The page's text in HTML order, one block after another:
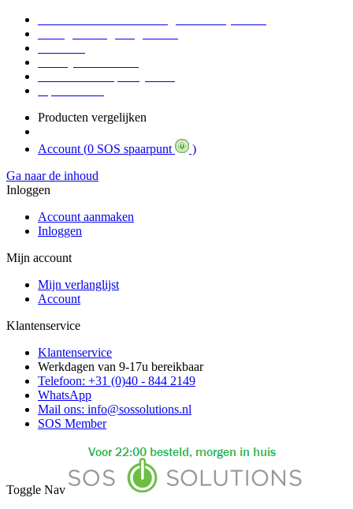
Producten vergelijken
Account (0 SOS spaarpunt
)
Ga naar de inhoud
Inloggen
Account aanmaken
Inloggen
Mijn account
Mijn verlanglijst
Account
Klantenservice
Klantenservice
Werkdagen van 9-17u bereikbaar
Telefoon: +31 (0)40 - 844 2149
WhatsApp
Mail ons: info@sossolutions.nl
SOS Member
Toggle Nav